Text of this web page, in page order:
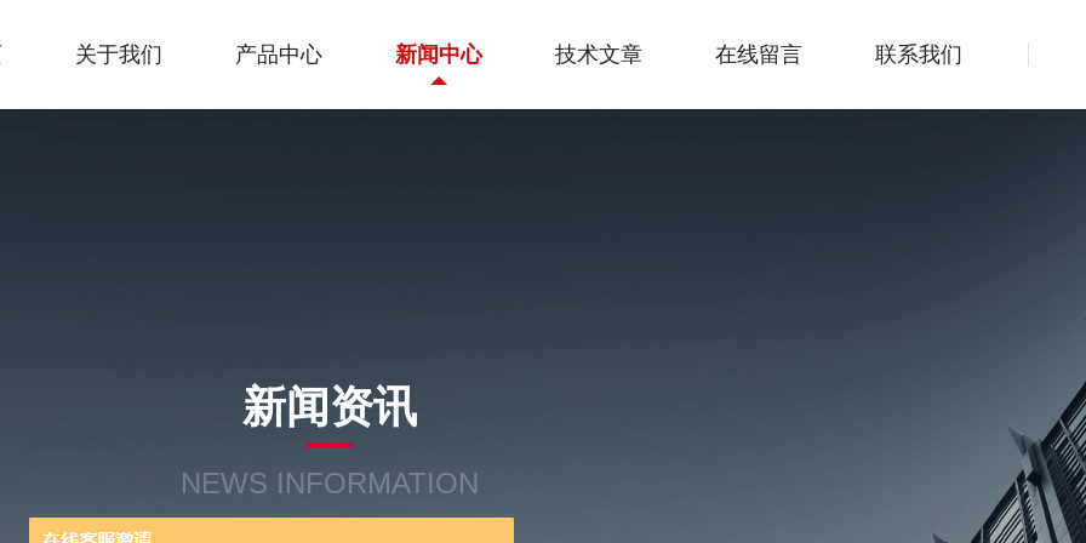
关于我们 产品中心 新闻中心 技术文章 在线留言 联系我们
新闻资讯
NEWS INFORMATION